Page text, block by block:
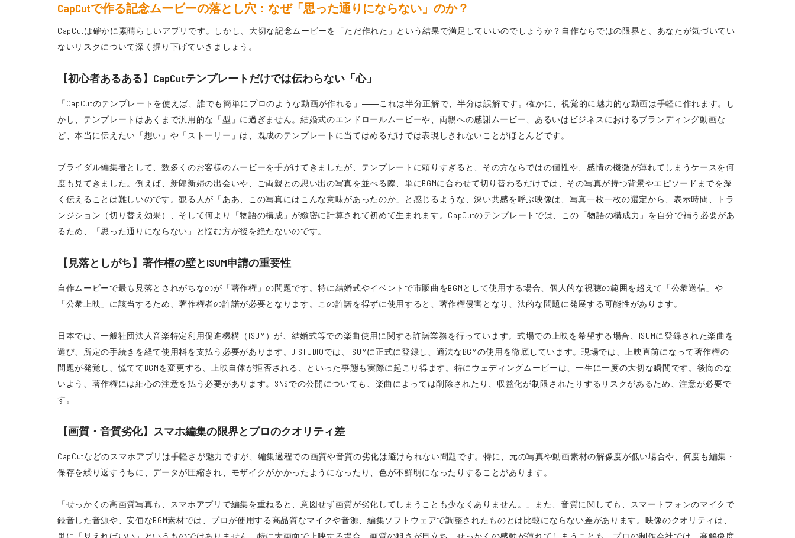
CapCutで作る記念ムービーの落とし穴：なぜ「思った通りにならない」のか？
CapCutは確かに素晴らしいアプリです。しかし、大切な記念ムービーを「ただ作れた」という結果で満足していいのでしょうか？自作ならではの限界と、あなたが気づいてい
ないリスクについて深く掘り下げていきましょう。
【初心者あるある】CapCutテンプレートだけでは伝わらない「心」
「CapCutのテンプレートを使えば、誰でも簡単にプロのような動画が作れる」――これは半分正解で、半分は誤解です。確かに、視覚的に魅力的な動画は手軽に作れます。し
かし、テンプレートはあくまで汎用的な「型」に過ぎません。結婚式のエンドロールムービーや、両親への感謝ムービー、あるいはビジネスにおけるブランディング動画な
ど、本当に伝えたい「想い」や「ストーリー」は、既成のテンプレートに当てはめるだけでは表現しきれないことがほとんどです。
ブライダル編集者として、数多くのお客様のムービーを手がけてきましたが、テンプレートに頼りすぎると、その方ならではの個性や、感情の機微が薄れてしまうケースを何
度も見てきました。例えば、新郎新婦の出会いや、ご両親との思い出の写真を並べる際、単にBGMに合わせて切り替わるだけでは、その写真が持つ背景やエピソードまでを深
く伝えることは難しいのです。観る人が「ああ、この写真にはこんな意味があったのか」と感じるような、深い共感を呼ぶ映像は、写真一枚一枚の選定から、表示時間、トラ
ンジション（切り替え効果）、そして何より「物語の構成」が緻密に計算されて初めて生まれます。CapCutのテンプレートでは、この「物語の構成力」を自分で補う必要があ
るため、「思った通りにならない」と悩む方が後を絶たないのです。
【見落としがち】著作権の壁とISUM申請の重要性
自作ムービーで最も見落とされがちなのが「著作権」の問題です。特に結婚式やイベントで市販曲をBGMとして使用する場合、個人的な視聴の範囲を超えて「公衆送信」や
「公衆上映」に該当するため、著作権者の許諾が必要となります。この許諾を得ずに使用すると、著作権侵害となり、法的な問題に発展する可能性があります。
日本では、一般社団法人音楽特定利用促進機構（ISUM）が、結婚式等での楽曲使用に関する許諾業務を行っています。式場での上映を希望する場合、ISUMに登録された楽曲を
選び、所定の手続きを経て使用料を支払う必要があります。J STUDIOでは、ISUMに正式に登録し、適法なBGMの使用を徹底しています。現場では、上映直前になって著作権の
問題が発覚し、慌ててBGMを変更する、上映自体が拒否される、といった事態も実際に起こり得ます。特にウェディングムービーは、一生に一度の大切な瞬間です。後悔のな
いよう、著作権には細心の注意を払う必要があります。SNSでの公開についても、楽曲によっては削除されたり、収益化が制限されたりするリスクがあるため、注意が必要で
す。
【画質・音質劣化】スマホ編集の限界とプロのクオリティ差
CapCutなどのスマホアプリは手軽さが魅力ですが、編集過程での画質や音質の劣化は避けられない問題です。特に、元の写真や動画素材の解像度が低い場合や、何度も編集・
保存を繰り返すうちに、データが圧縮され、モザイクがかかったようになったり、色が不鮮明になったりすることがあります。
「せっかくの高画質写真も、スマホアプリで編集を重ねると、意図せず画質が劣化してしまうことも少なくありません。」また、音質に関しても、スマートフォンのマイクで
録音した音源や、安価なBGM素材では、プロが使用する高品質なマイクや音源、編集ソフトウェアで調整されたものとは比較にならない差があります。映像のクオリティは、
単に「見えればいい」というものではありません。特に大画面で上映する場合、画質の粗さが目立ち、せっかくの感動が薄れてしまうことも。プロの制作会社では、高解像度